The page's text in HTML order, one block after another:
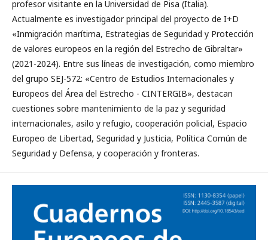
profesor visitante en la Universidad de Pisa (Italia).
Actualmente es investigador principal del proyecto de I+D
«Inmigración marítima, Estrategias de Seguridad y Protección
de valores europeos en la región del Estrecho de Gibraltar»
(2021-2024). Entre sus líneas de investigación, como miembro
del grupo SEJ-572: «Centro de Estudios Internacionales y
Europeos del Área del Estrecho - CINTERGIB», destacan
cuestiones sobre mantenimiento de la paz y seguridad
internacionales, asilo y refugio, cooperación policial, Espacio
Europeo de Libertad, Seguridad y Justicia, Política Común de
Seguridad y Defensa, y cooperación y fronteras.